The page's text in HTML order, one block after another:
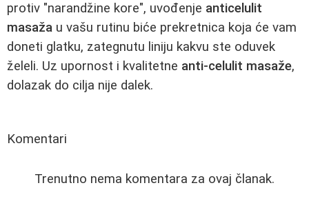
protiv "narandžine kore", uvođenje anticelulit
masaža u vašu rutinu biće prekretnica koja će vam
doneti glatku, zategnutu liniju kakvu ste oduvek
želeli. Uz upornost i kvalitetne anti-celulit masaže,
dolazak do cilja nije dalek.
Komentari
Trenutno nema komentara za ovaj članak.